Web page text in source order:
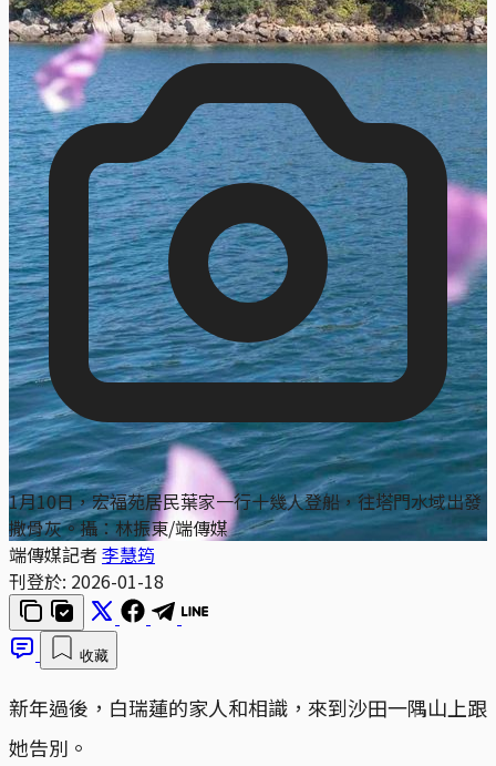
1月10日，宏福苑居民葉家一行十幾人登船，往塔門水域出發
撒骨灰。攝：林振東/端傳媒
端傳媒記者 李慧筠
刊登於: 2026-01-18
收藏
新年過後，白瑞蓮的家人和相識，來到沙田一隅山上跟
她告別。